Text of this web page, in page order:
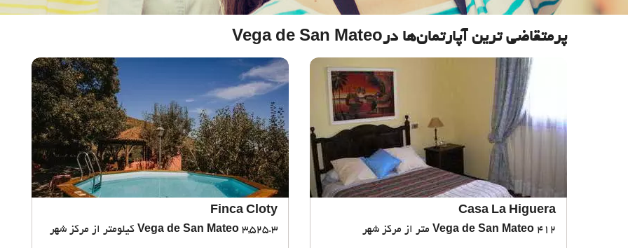
پرمتقاضی ترین آپارتمان‌‌ها درVega de San Mateo
Casa La Higuera
Vega de San Mateo 412 متر از مرکز شهر
Finca Cloty
Vega de San Mateo 3,525.3 کیلومتر از مرکز شهر